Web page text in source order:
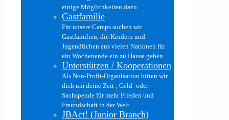
einige Möglichkeiten dazu.
Gastfamilie
Für unsere Camps suchen wir
Gastfamilien, die Kindern und
Jugendlichen aus vielen Nationen für
ein Wochenende ein zu Hause geben.
Unterstützen / Kooperationen
Als Non-Profit-Organisation bitten wir
dich um deine Zeit-, Geld- oder
Sachspende für mehr Frieden und
Freundschaft in der Welt.
JBAct! (Junior Branch)